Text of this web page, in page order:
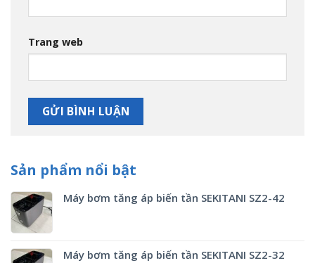
Trang web
Sản phẩm nổi bật
Máy bơm tăng áp biến tần SEKITANI SZ2-42
Máy bơm tăng áp biến tần SEKITANI SZ2-32